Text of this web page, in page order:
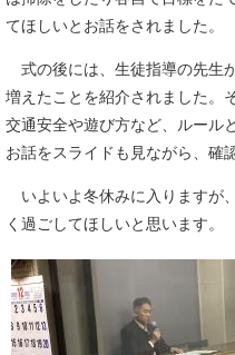
てほしいとお話をされました。
式の後には、生徒指導の先生
増えたことを紹介されました。
交通安全や遊び方など、ルール
お話をスライドも見ながら、確
いよいよ冬休みに入りますが
く過ごしてほしいと思います。